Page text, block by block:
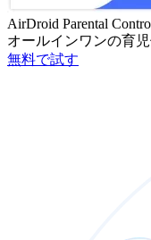
AirDroid Parental
オールインワンの育
無料で試す